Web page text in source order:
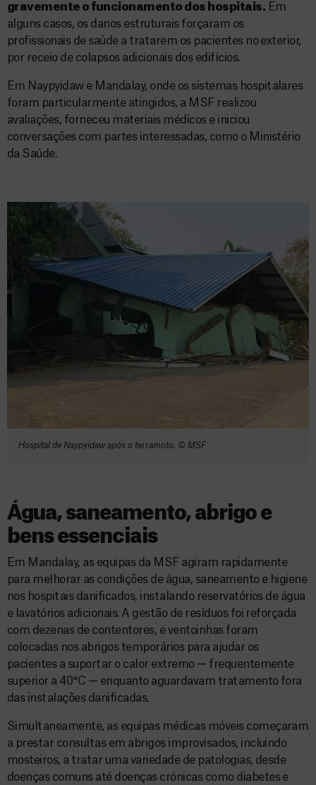
gravemente o funcionamento dos hospitais. Em
alguns casos, os danos estruturais forçaram os
profissionais de saúde a tratarem os pacientes no exterior,
por receio de colapsos adicionais dos edifícios.
Em Naypyidaw e Mandalay, onde os sistemas hospitalares
foram particularmente atingidos, a MSF realizou
avaliações, forneceu materiais médicos e iniciou
conversações com partes interessadas, como o Ministério
da Saúde.
Hospital de Naypyidaw após o terramoto. © MSF
Água, saneamento, abrigo e
bens essenciais
Em Mandalay, as equipas da MSF agiram rapidamente
para melhorar as condições de água, saneamento e higiene
nos hospitais danificados, instalando reservatórios de água
e lavatórios adicionais. A gestão de resíduos foi reforçada
com dezenas de contentores, e ventoinhas foram
colocadas nos abrigos temporários para ajudar os
pacientes a suportar o calor extremo — frequentemente
superior a 40°C — enquanto aguardavam tratamento fora
das instalações danificadas.
Simultaneamente, as equipas médicas móveis começaram
a prestar consultas em abrigos improvisados, incluindo
mosteiros, a tratar uma variedade de patologias, desde
doenças comuns até doenças crónicas como diabetes e